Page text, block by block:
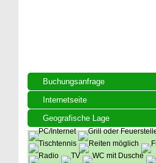
Buchungsanfrage
Internetseite
Geografische Lage